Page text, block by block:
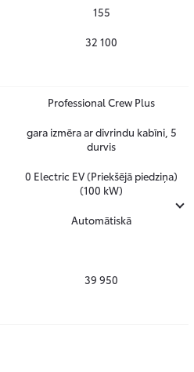
155
32 100
Professional Crew Plus
gara izmēra ar divrindu kabīni, 5
durvis
0 Electric EV (Priekšējā piedziņa)
(100 kW)
Automātiskā
39 950